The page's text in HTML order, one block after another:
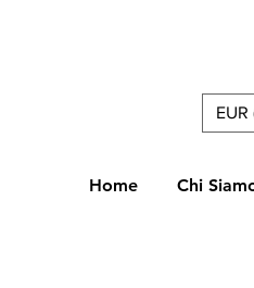
EUR
Home Chi